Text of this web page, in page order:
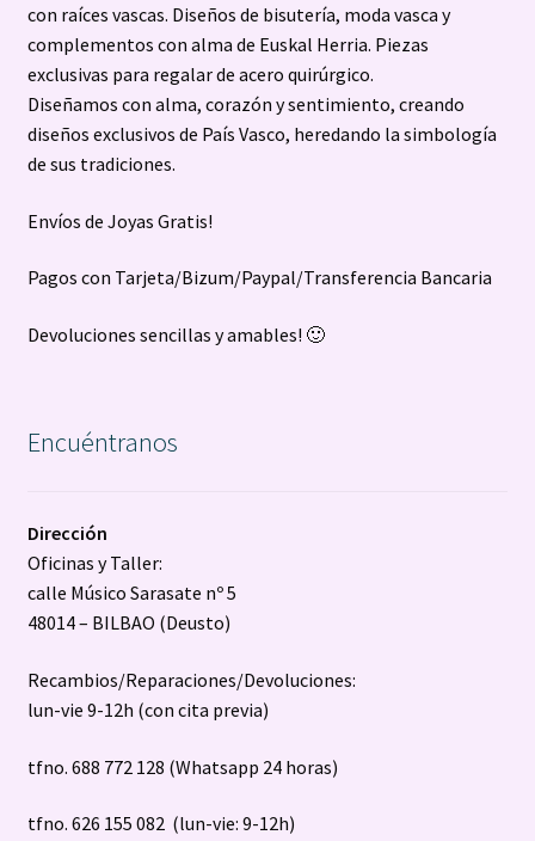
con raíces vascas. Diseños de bisutería, moda vasca y
complementos con alma de Euskal Herria. Piezas
exclusivas para regalar de acero quirúrgico.
Diseñamos con alma, corazón y sentimiento, creando
diseños exclusivos de País Vasco, heredando la simbología
de sus tradiciones.
Envíos de Joyas Gratis!
Pagos con Tarjeta/Bizum/Paypal/Transferencia Bancaria
Devoluciones sencillas y amables! 🙂
Encuéntranos
Dirección
Oficinas y Taller:
calle Músico Sarasate nº 5
48014 – BILBAO (Deusto)
Recambios/Reparaciones/Devoluciones:
lun-vie 9-12h (con cita previa)
tfno. 688 772 128 (Whatsapp 24 horas)
tfno. 626 155 082 (lun-vie: 9-12h)